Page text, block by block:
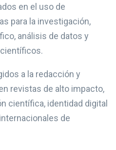
en el uso de
para la investigación,
análisis de datos y
a la redacción y
revistas de alto impacto,
científica, identidad digital
de